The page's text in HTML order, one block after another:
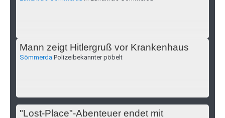
Mann zeigt Hitlergruß vor Krankenhaus
Sömmerda Polizeibekannter pöbelt
"Lost-Place"-Abenteuer endet mit